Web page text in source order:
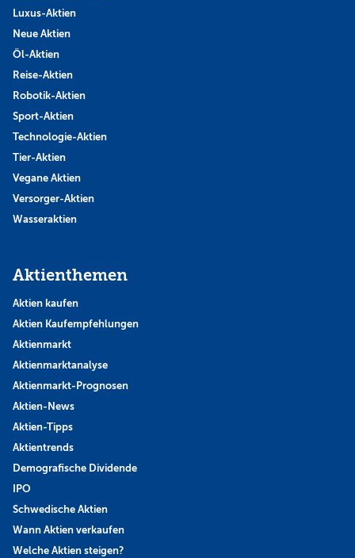
Luxus-Aktien
Neue Aktien
Öl-Aktien
Reise-Aktien
Robotik-Aktien
Sport-Aktien
Technologie-Aktien
Tier-Aktien
Vegane Aktien
Versorger-Aktien
Wasseraktien
Aktienthemen
Aktien kaufen
Aktien Kaufempfehlungen
Aktienmarkt
Aktienmarktanalyse
Aktienmarkt-Prognosen
Aktien-News
Aktien-Tipps
Aktientrends
Demografische Dividende
IPO
Schwedische Aktien
Wann Aktien verkaufen
Welche Aktien steigen?